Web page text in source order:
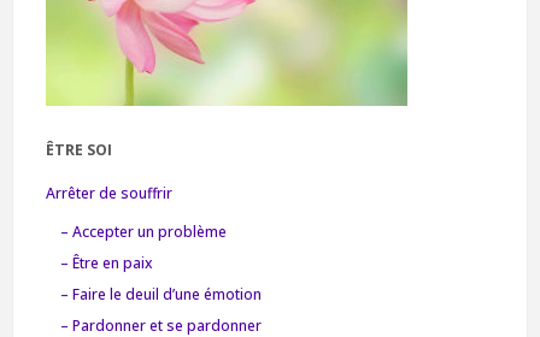
ÊTRE SOI
Arrêter de souffrir
– Accepter un problème
– Être en paix
– Faire le deuil d’une émotion
– Pardonner et se pardonner